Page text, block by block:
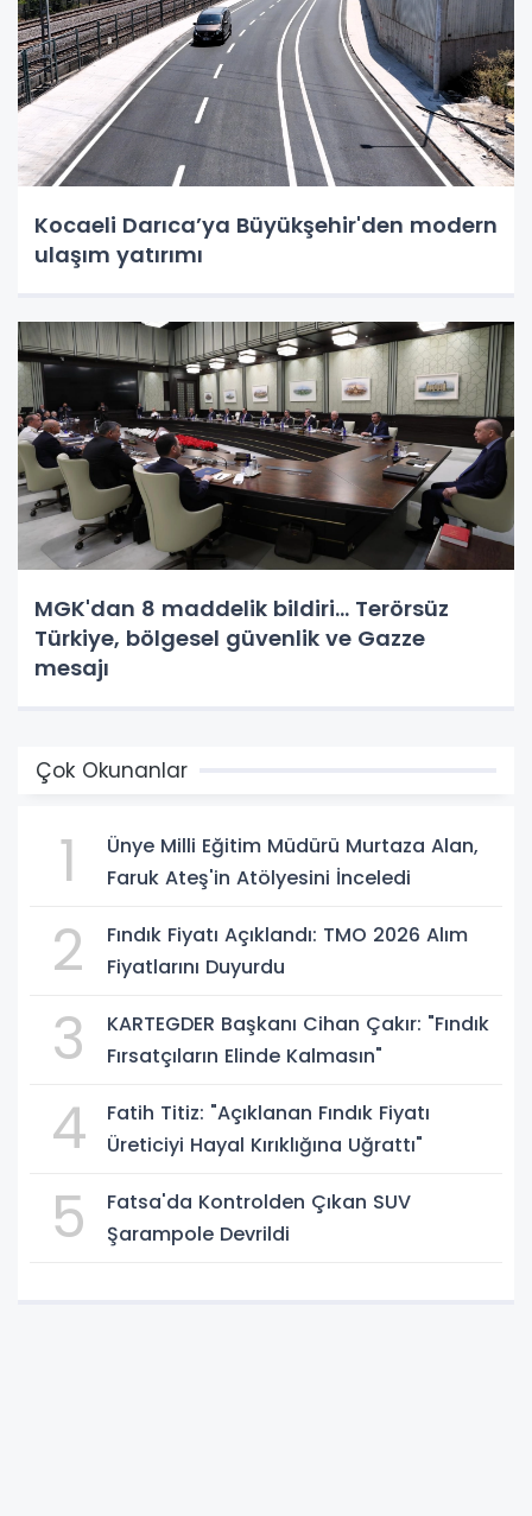
Kocaeli Darıca’ya Büyükşehir'den modern
ulaşım yatırımı
MGK'dan 8 maddelik bildiri... Terörsüz
Türkiye, bölgesel güvenlik ve Gazze
mesajı
Çok Okunanlar
1
Ünye Milli Eğitim Müdürü Murtaza Alan,
Faruk Ateş'in Atölyesini İnceledi
2
Fındık Fiyatı Açıklandı: TMO 2026 Alım
Fiyatlarını Duyurdu
3
KARTEGDER Başkanı Cihan Çakır: "Fındık
Fırsatçıların Elinde Kalmasın"
4
Fatih Titiz: "Açıklanan Fındık Fiyatı
Üreticiyi Hayal Kırıklığına Uğrattı"
5
Fatsa'da Kontrolden Çıkan SUV
Şarampole Devrildi